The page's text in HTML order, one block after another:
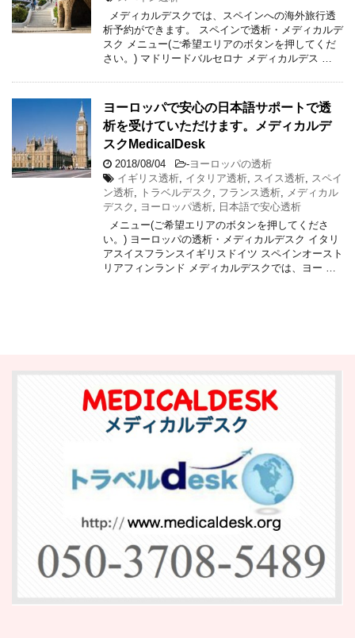
メディカルデスクでは、スペインへの海外旅行透
析予約ができます。 スペインで透析・メディカルデ
スク メニュー(ご希望エリアのボタンを押してくだ
さい。) マドリードバルセロナ メディカルデス …
ヨーロッパで安心の日本語サポートで透
析を受けていただけます。メディカルデ
スクMedicalDesk
2018/08/04 -ヨーロッパの透析
イギリス透析 イタリア透析 スイス透析
スペイ
ン透析
トラベルデスク フランス透析
メディカル
デスク
ヨーロッパ透析
日本語で安心透析
メニュー(ご希望エリアのボタンを押してくださ
い。) ヨーロッパの透析・メディカルデスク イタリ
アスイスフランスイギリスドイツ スペインオースト
リアフィンランド メディカルデスクでは、ヨー …